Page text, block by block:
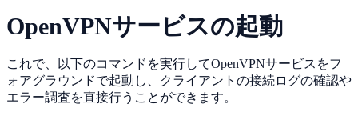
OpenVPNサービスの起動
これで、以下のコマンドを実行してOpenVPNサービスをフ
ォアグラウンドで起動し、クライアントの接続ログの確認や
エラー調査を直接行うことができます。